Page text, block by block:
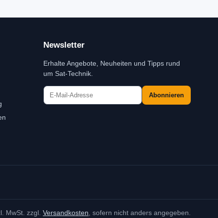
Newsletter
Erhalte Angebote, Neuheiten und Tipps rund
um Sat-Technik.
Abonnieren
MwSt. zzgl. Versandkosten , sofern nicht anders angegeben.